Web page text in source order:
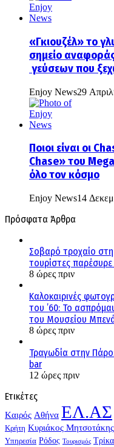
«Γκιουζέλ» το
σημείο
γεύσεων που
Enjoy News29
Ποιοι είναι οι
Chase» του
όλο τον κόσμο
Enjoy News14
Πρόσφατα Άρθρα
Σοβαρό τροχαίο
τουρίστες
8 ώρες πριν
Καλοκαιρινές
του ’60: Το
του Μουσείου
8 ώρες πριν
Τραγωδία στην
bar
12 ώρες πριν
Ετικέτες
Kαιρός Αθήνα ΕΛ.ΑΣ
Κρήτη Κυριάκος Μητσοτάκης
Υπηρεσία Ρόδος Τουρισμός